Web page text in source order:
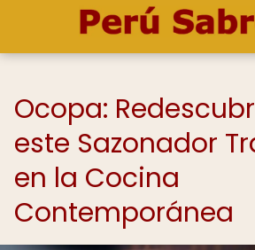
Ocopa:
este Sazonador
en la Cocina
Contemporánea